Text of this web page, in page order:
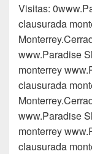
Visitas:
clausurada
www.Paradise
monterrey
clausurada
www.Paradise
monterrey
clausurada